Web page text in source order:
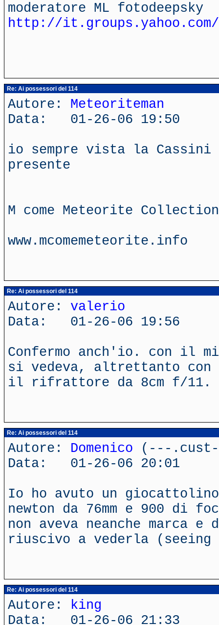
moderatore ML fotodeepsky
http://it.groups.yahoo.com/
Re: Ai possessori del 114
Autore: Meteoriteman
Data: 01-26-06 19:50
io sempre vista la Cassini
presente
M come Meteorite Collection
www.mcomemeteorite.info
Re: Ai possessori del 114
Autore: valerio
Data: 01-26-06 19:56
Confermo anch'io. con il
si vedeva, altrettanto con
il rifrattore da 8cm f/11.
Re: Ai possessori del 114
Autore: Domenico (---
Data: 01-26-06 20:01
Io ho avuto un
newton da 76mm e 900 di
non aveva neanche marca
riuscivo a vederla (seeing
Re: Ai possessori del 114
Autore: king
Data: 01-26-06 21:33